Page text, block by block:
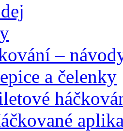
–
a čelenky